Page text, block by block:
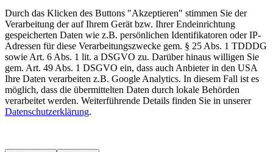
Durch das Klicken des Buttons "Akzeptieren" stimmen Sie der
Verarbeitung der auf Ihrem Gerät bzw. Ihrer Endeinrichtung
gespeicherten Daten wie z.B. persönlichen Identifikatoren oder IP-
Adressen für diese Verarbeitungszwecke gem. § 25 Abs. 1 TDDDG
sowie Art. 6 Abs. 1 lit. a DSGVO zu. Darüber hinaus willigen Sie
gem. Art. 49 Abs. 1 DSGVO ein, dass auch Anbieter in den USA
Ihre Daten verarbeiten z.B. Google Analytics. In diesem Fall ist es
möglich, dass die übermittelten Daten durch lokale Behörden
verarbeitet werden. Weiterführende Details finden Sie in unserer
Datenschutzerklärung.